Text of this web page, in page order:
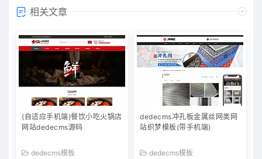
相关文章
(自适应手机端)餐饮小吃火锅店
网站dedecms源码
dedecms模板
dedecms冲孔板金属丝网类网
站织梦模板(带手机端)
dedecms模板